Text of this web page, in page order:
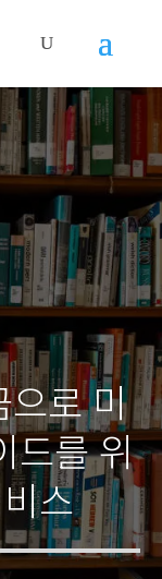
으로 미
드를 위
스